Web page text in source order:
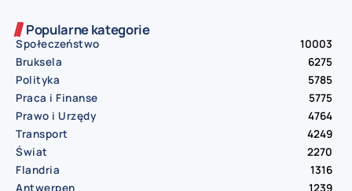
Popularne kategorie
Społeczeństwo
10003
Bruksela
6275
Polityka
5785
Praca i Finanse
5775
Prawo i Urzędy
4764
Transport
4249
Świat
2270
Flandria
1316
Antwerpen
1239